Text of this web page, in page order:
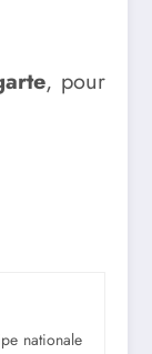
, pour
nationale